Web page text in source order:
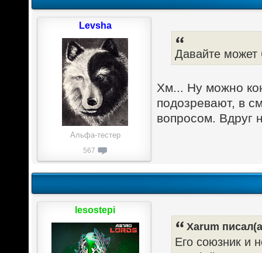
Давайте может
Хм... Ну можно
подозревают, в
вопросом. Вдруг
Levsha
Альфа-тестер
567
Xarum
Его союзник и
lesostepi